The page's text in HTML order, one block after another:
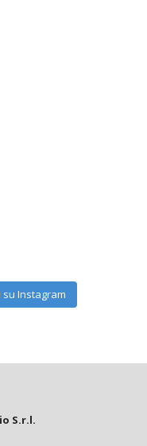
su Instagram
S.r.l.